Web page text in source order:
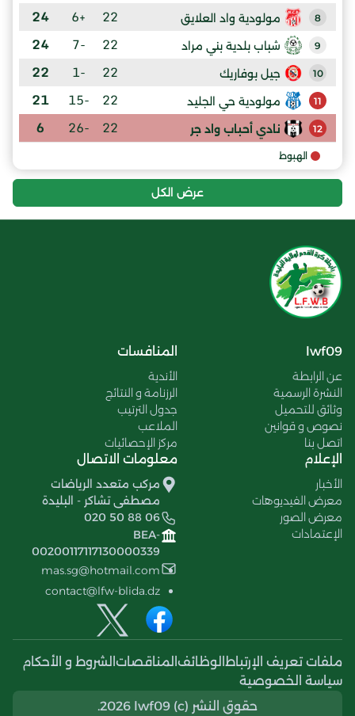
8 مولودية واد العلايق 22
+6
24
9 شباب بلدية بني مراد 22
-7
24
10 جيل بوفاريك 22
-1
22
11 مولودية حي الجليد 22
-15
21
12 نادي أحباب واد جر 22
-26
6
الهبوط
عرض الكل
lwf09
عن الرابطة
النشرة الرسمية
وثائق للتحميل
نصوص و قوانين
اتصل بنا
المنافسات
الأندية
الرزنامة و النتائج
جدول الترتيب
الملاعب
مركز الإحصائيات
الإعلام
الأخبار
معرض الفيديوهات
معرض الصور
الإعتمادات
معلومات الاتصال
مركب متعدد الرياضات
مصطفى تشاكر - البليدة
020 50 88 06
BEA-
00200117117130000339
mas.sg@hotmail.com
contact@lfw-blida.dz
ملفات تعريف الإرتباط الوظائف المناقصات الشروط و الأحكام
سياسة الخصوصية
حقوق النشر (c) 2026 lwf09.